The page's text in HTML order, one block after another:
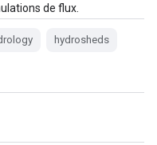
de flux.
hydrosheds